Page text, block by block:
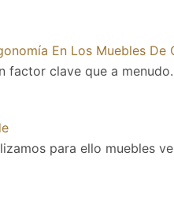
En Los Muebles De
factor clave que a
para ello muebles